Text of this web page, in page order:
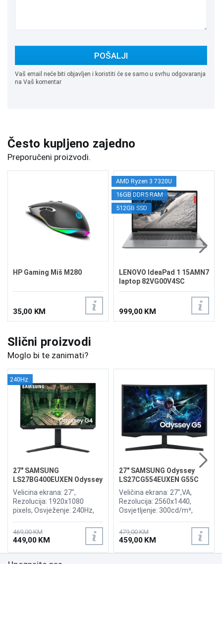
POŠALJI
Vaš email neće biti objavljen i koristiti će se samo u svrhu odgovaranja
na Vaš komentar
Često kupljeno zajedno
Preporučeni proizvodi.
HP Gaming Miš M280
35,00 KM
AMD Ryzen 3 7320U
16GB DDR5 RAM
512GB SSD
LENOVO IdeaPad 1 15AMN7
laptop 82VG00V4SC
999,00 KM
Slični proizvodi
Moglo bi te zanimati?
240Hz
27" SAMSUNG
LS27BG400EUXEN Odyssey
G4 240Hz Display
Velicina ekrana: 27",
Rezolucija: 1920x1080
pixels, Osvježenje: 240Hz,
nVidia G-Sync, Osvjetljenje:
400 cd/m², Vrijeme odziva:
1ms, Priključci: 2xHDMI,
Displayport 1.2
469,00 KM
449,00 KM
27" SAMSUNG Odyssey
LS27CG554EUXEN G55C
165Hz Curved Display
Veličina ekrana: 27",VA,
Rezolucija: 2560x1440,
Osvjetljenje: 300cd/m²,
Osvježenje: 165Hz, AMD
FreeSync Premium Pro,
Priključci: HDMI, DisplayPort
479,00 KM
459,00 KM
Upoznajte nas